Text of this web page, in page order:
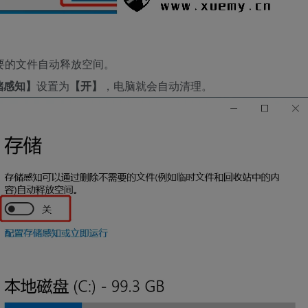
文件自动释放空间。
知】 设置为 【开】 ，电脑就会自动清理。